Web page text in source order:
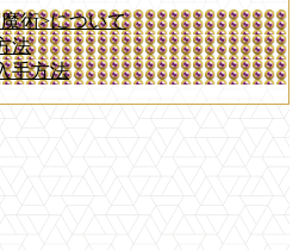
術>について
法
手方法